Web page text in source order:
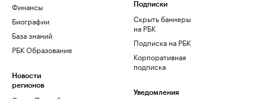
Финансы
Биографии
База знаний
РБК Образование
Новости
регионов
Подписки
Скрыть баннеры
на РБК
Подписка на РБК
Корпоративная
подписка
Уведомления